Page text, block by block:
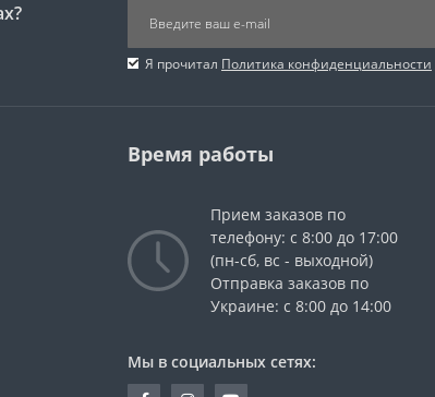
Я прочитал Политика конфиденциальности
Время работы
Прием заказов по
телефону: с 8:00 до 17:00
(пн-сб, вс - выходной)
Отправка заказов по
Украине: с 8:00 до 14:00
Мы в социальных сетях: